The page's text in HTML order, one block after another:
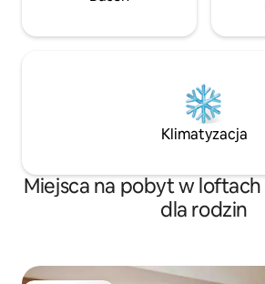
Klimatyzacja
Miejsca na pobyt w
dla rodzin